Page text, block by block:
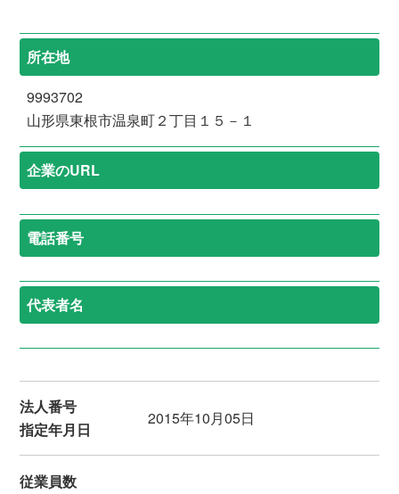
所在地
9993702
山形県東根市温泉町２丁目１５－１
企業のURL
電話番号
代表者名
法人番号
指定年月日
2015年10月05日
従業員数